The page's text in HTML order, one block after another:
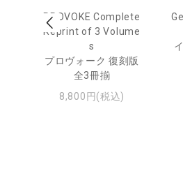
PROVOKE Complete
Reprint of 3 Volume
s
プロヴォーク 復刻版
全3冊揃
8,800円(税込)